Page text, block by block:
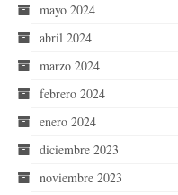
mayo 2024
abril 2024
marzo 2024
febrero 2024
enero 2024
diciembre 2023
noviembre 2023